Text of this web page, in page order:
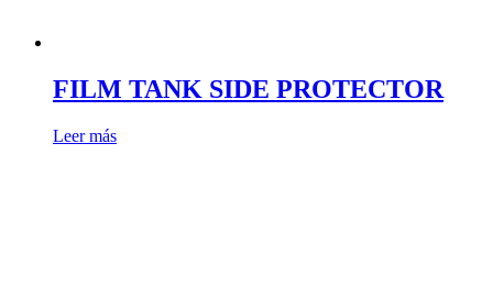
FILM TANK SIDE PROTECTOR
Leer más